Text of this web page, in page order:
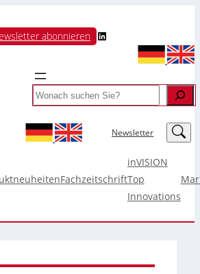
abonnieren LinkedIn
Search
Newsletter LinkedIn
Fachzeitschrift
inVISION
Top
Innovations